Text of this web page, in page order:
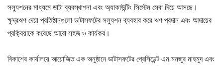
সল্যুশনের মাধ্যমে ডাটা ব্যবস্থাপনা এবং অ্যাকাউন্টিং সিস্টেম সেবা দিয়ে আসছে।
ক্ষুদ্রঋণ দেয়া প্রতিষ্ঠানগুলো ডাটাসফটের সল্যুশন ব্যবহার করে ঋণ প্রদান এবং আদায়ের
প্রক্রিয়াকে করেছে আরো সহজ ও কার্যকর।
বিকাশের কার্যালয়ে আয়োজিত এক অনুষ্ঠানে ডাটাসফটের প্রেসিডেন্ট এম মনজুর মাহমুদ এবং